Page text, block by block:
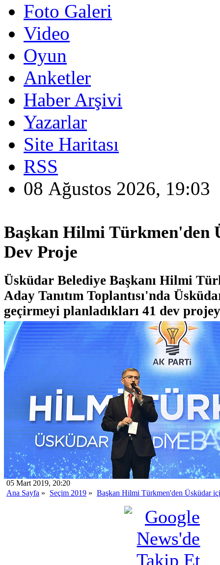
Foto Galeri
Video
Oyun
Anketler
Haber Arşivi
Yazarlar
Site Haritası
RSS
08 Ağustos 2026, 19:03
Başkan Hilmi Türkmen'den
Dev Proje
Üsküdar Belediye Başkanı Hilmi
Aday Tanıtım Toplantısı'nda
geçirmeyi planladıkları 41 dev
05 Mart 2019, 20:20
Ana Sayfa » Seçim 2019 » Başkan Hilmi Türkmen'den Üsküdar